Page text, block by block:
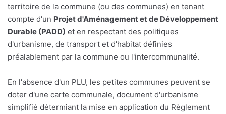
territoire de la commune (ou des communes) en tenant
compte d'un Projet d'Aménagement et de Développement
Durable (PADD) et en respectant des politiques
d'urbanisme, de transport et d'habitat définies
préalablement par la commune ou l'intercommunalité.
En l'absence d'un PLU, les petites communes peuvent se
doter d'une carte communale, document d'urbanisme
simplifié détermiant la mise en application du Règlement